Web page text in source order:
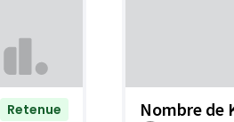
Retenue
Nombre de